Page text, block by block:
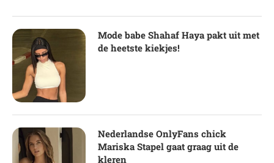
Mode babe Shahaf Haya pakt uit met
de heetste kiekjes!
Nederlandse OnlyFans chick
Mariska Stapel gaat graag uit de
kleren